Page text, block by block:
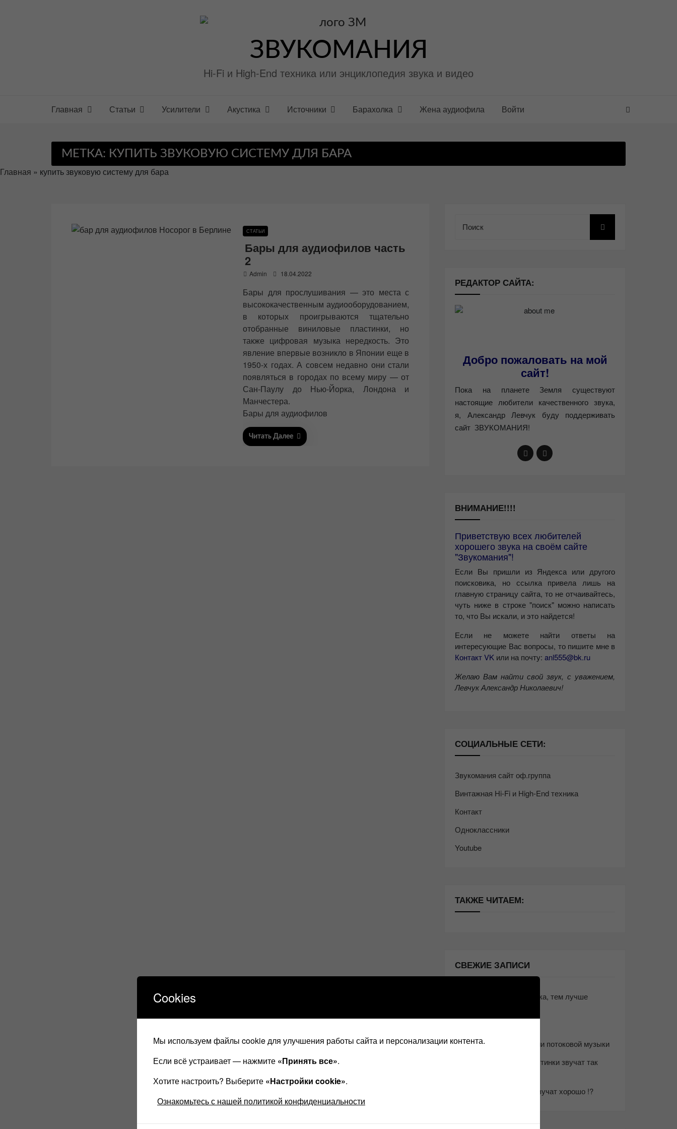
ЗВУКОМАНИЯ
Hi-Fi и High-End техника или энциклопедия звука и видео
Главная Статьи Усилители Акустика Источники Барахолка Жена аудиофила Войти
МЕТКА: КУПИТЬ ЗВУКОВУЮ СИСТЕМУ ДЛЯ БАРА
Главная » купить звуковую систему для бара
СТАТЬИ
Бары для аудиофилов часть
2
Admin
s
e
d
o
18.04.2022
Бары для прослушивания — это места с
высококачественным аудиооборудованием,
в которых проигрываются тщательно
отобранные виниловые пластинки, но
также цифровая музыка нередкость. Это
явление впервые возникло в Японии еще в
1950-х годах. А совсем недавно они стали
появляться в городах по всему миру — от
Сан-Паулу до Нью-Йорка, Лондона и
Манчестера.
Бары для аудиофилов
Читать Далее
РЕДАКТОР САЙТА:
Добро пожаловать на мой
сайт!
Пока на планете Земля существуют
настоящие любители качественного звука,
я, Александр Левчук буду поддерживать
сайт ЗВУКОМАНИЯ!
ВНИМАНИЕ!!!!
Приветствую всех любителей
хорошего звука на своём сайте
"Звукомания"!
Если Вы пришли из Яндекса или другого
поисковика, но ссылка привела лишь на
главную страницу сайта, то не отчаивайтесь,
чуть ниже в строке "поиск" можно написать
то, что Вы искали, и это найдется!
Если не можете найти ответы на
интересующие Вас вопросы, то пишите мне в
Контакт VK или на почту: anl555@bk.ru
Желаю Вам найти свой звук, с уважением,
Левчук Александр Николаевич!
СОЦИАЛЬНЫЕ СЕТИ:
Звукомания сайт оф.группа
Винтажная Hi-Fi и High-End техника
Контакт
Одноклассники
Youtube
ТАКЖЕ ЧИТАЕМ:
СВЕЖИЕ ЗАПИСИ
Чем дороже аудиотехника, тем лучше
10 способов оптимизации потоковой музыки
Почему виниловые пластинки звучат так
Виниловые пластинки звучат хорошо !?
Cookies
Мы используем файлы cookie для улучшения работы сайта и персонализации контента.
Если всё устраивает — нажмите «Принять все».
Хотите настроить? Выберите «Настройки cookie».
Ознакомьтесь с нашей политикой конфиденциальности